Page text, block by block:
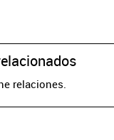
relaciones.